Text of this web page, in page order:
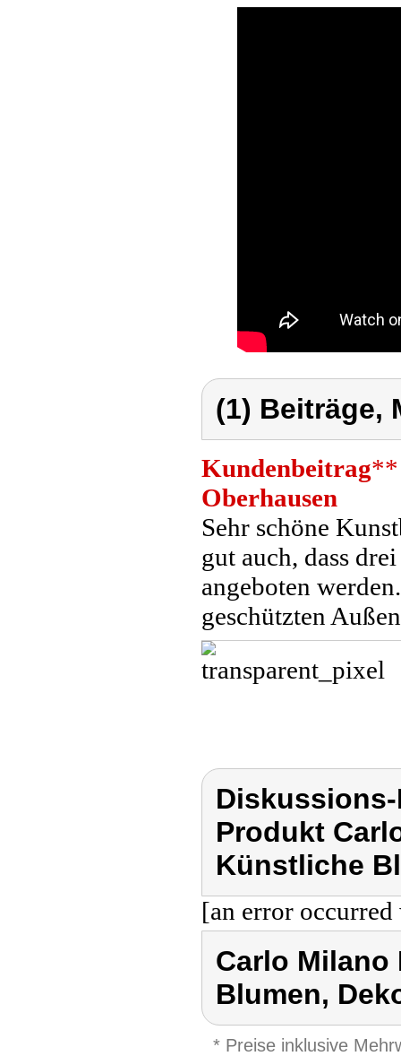
(1) Beiträge,
Kundenbeitrag**
Oberhausen
Sehr schöne
gut auch, dass
angeboten
geschützten
Produkt
Künstliche
[an error
Carlo
Blumen,
* Preise inklusive